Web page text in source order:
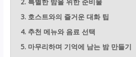
3. 호스트와의 즐거운 대화 팁
4. 추천 메뉴와 음료 선택
5. 마무리하며 기억에 남는 밤 만들기